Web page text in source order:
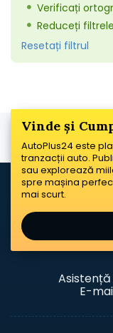
Verificați
Reduceți
Resetați filtrul
Vinde și
AutoPlus24 este
tranzacții auto.
sau explorează
spre mașina
mai scurt.
E-